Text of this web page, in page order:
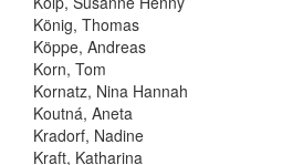
König, Thomas
Köppe, Andreas
Korn, Tom
Kornatz, Nina Hannah
Koutná, Aneta
Kradorf, Nadine
Kraft, Katharina